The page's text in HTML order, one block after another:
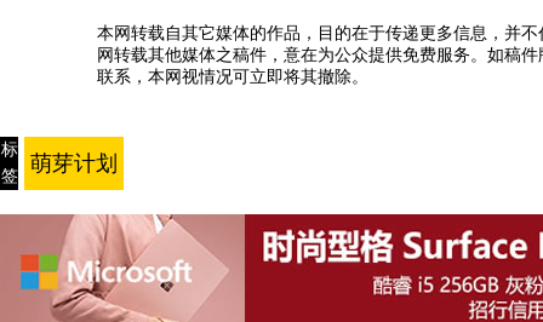
本网转载自其它媒体的作品，目的在于传递更多信息，并
网转载其他媒体之稿件，意在为公众提供免费服务。如稿
联系，本网视情况可立即将其撤除。
标
签
萌芽计划